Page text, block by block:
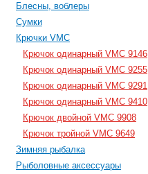
Блесны, воблеры
Сумки
Крючки VMC
Крючок одинарный VMC 9146
Крючок одинарный VMC 9255
Крючок одинарный VMC 9291
Крючок одинарный VMC 9410
Крючок двойной VMC 9908
Крючок тройной VMC 9649
Зимняя рыбалка
Рыболовные аксессуары